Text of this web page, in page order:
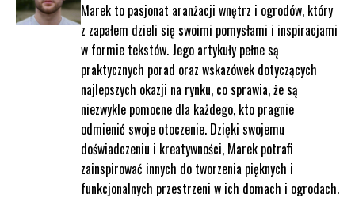
Marek to pasjonat aranżacji wnętrz i ogrodów, który
z zapałem dzieli się swoimi pomysłami i inspiracjami
w formie tekstów. Jego artykuły pełne są
praktycznych porad oraz wskazówek dotyczących
najlepszych okazji na rynku, co sprawia, że są
niezwykle pomocne dla każdego, kto pragnie
odmienić swoje otoczenie. Dzięki swojemu
doświadczeniu i kreatywności, Marek potrafi
zainspirować innych do tworzenia pięknych i
funkcjonalnych przestrzeni w ich domach i ogrodach.